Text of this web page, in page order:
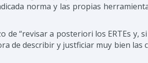
norma y las propias
“revisar a posteriori los ERTEs y,
de describir y justficiar muy bien las